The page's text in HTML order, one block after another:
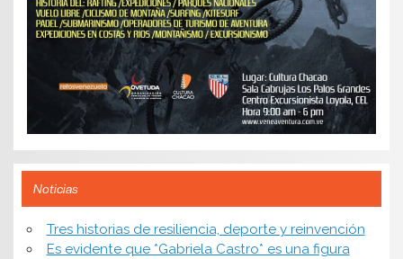
Noticias
​Tres historias de resiliencia, deporte y reinvención
Es evidente que *Gabriela Castro* es una figura